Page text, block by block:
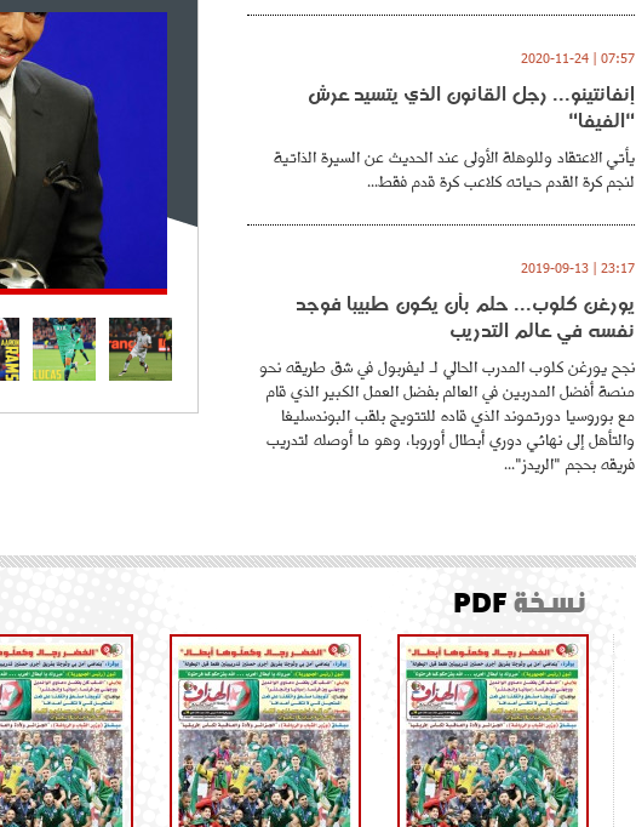
07:57 | 2020-11-24
إنفانتينو... رجل القانون الذي يتسيد عرش
"الفيفا"
يأتي الاعتقاد وللوهلة الأولى عند الحديث عن السيرة الذاتية
لنجم كرة القدم حياته كلاعب كرة قدم فقط...
23:17 | 2019-09-13
يورغن كلوب... حلم بأن يكون طبيبا فوجد
نفسه في عالم التدريب
نجح يورغن كلوب المدرب الحالي لـ ليفربول في شق طريقه نحو
منصة أفضل المدربين في العالم بفضل العمل الكبير الذي قام
مع بوروسيا دورتموند الذي قاده للتتويج بلقب البوندسليغا
والتأهل إلى نهائي دوري أبطال أوروبا، وهو ما أوصله لتدريب
فريقه بحجم "الريدز"...
نسخةPDF